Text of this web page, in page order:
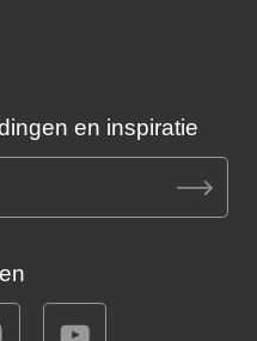
en inspiratie